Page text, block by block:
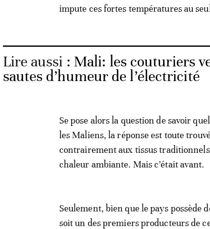
impute ces fortes températures au
Lire aussi : Mali: les couturiers
sautes d’humeur de l’électricité
Se pose alors la question de savoir
les Maliens, la réponse est toute
contrairement aux tissus
chaleur ambiante. Mais c’était avant.
Seulement, bien que le pays possède
soit un des premiers producteurs de